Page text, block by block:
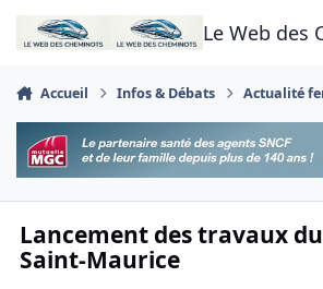
Aller au contenu
Le Web des
Accueil Infos & Débats Actualité
Lancement des travaux
Saint-Maurice